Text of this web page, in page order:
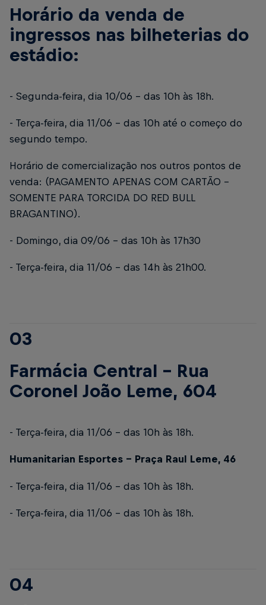
Horário da venda de
ingressos nas bilheterias do
estádio:
- Segunda-feira, dia 10/06 – das 10h às 18h.
- Terça-feira, dia 11/06 – das 10h até o começo do
segundo tempo.
Horário de comercialização nos outros pontos de
venda: (PAGAMENTO APENAS COM CARTÃO –
SOMENTE PARA TORCIDA DO RED BULL
BRAGANTINO).
- Domingo, dia 09/06 – das 10h às 17h30
- Terça-feira, dia 11/06 – das 14h às 21h00.
03
Farmácia Central – Rua
Coronel João Leme, 604
- Terça-feira, dia 11/06 – das 10h às 18h.
Humanitarian Esportes – Praça Raul Leme, 46
- Terça-feira, dia 11/06 – das 10h às 18h.
- Terça-feira, dia 11/06 – das 10h às 18h.
04